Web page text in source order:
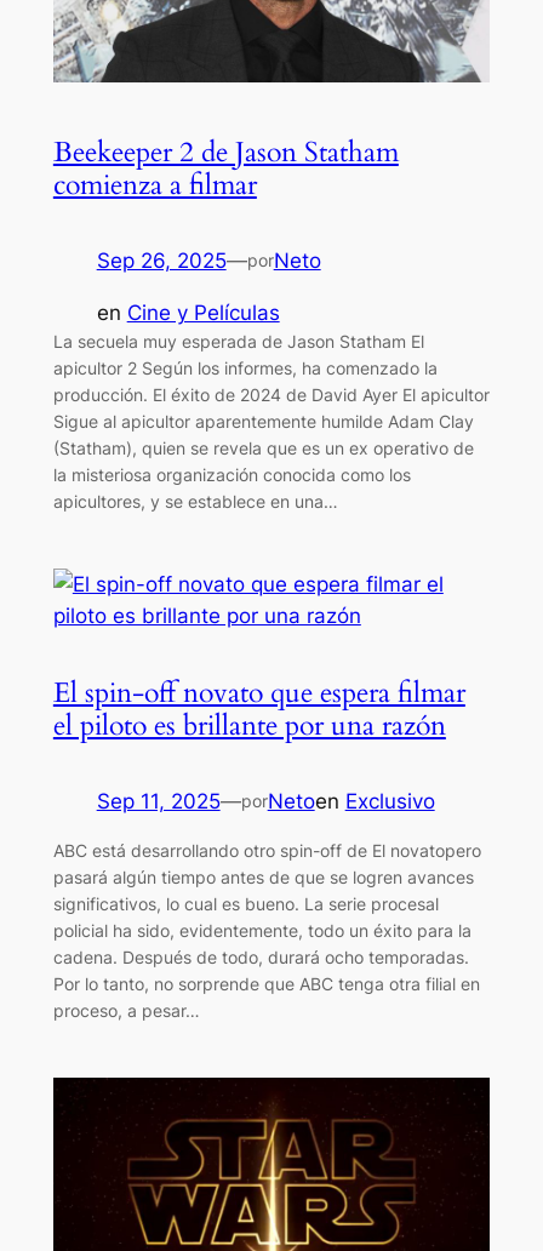
Beekeeper 2 de Jason Statham
comienza a filmar
Sep 26, 2025—porNeto
en Cine y Películas
La secuela muy esperada de Jason Statham El
apicultor 2 Según los informes, ha comenzado la
producción. El éxito de 2024 de David Ayer El apicultor
Sigue al apicultor aparentemente humilde Adam Clay
(Statham), quien se revela que es un ex operativo de
la misteriosa organización conocida como los
apicultores, y se establece en una…
El spin-off novato que espera filmar
el piloto es brillante por una razón
Sep 11, 2025—porNetoen Exclusivo
ABC está desarrollando otro spin-off de El novatopero
pasará algún tiempo antes de que se logren avances
significativos, lo cual es bueno. La serie procesal
policial ha sido, evidentemente, todo un éxito para la
cadena. Después de todo, durará ocho temporadas.
Por lo tanto, no sorprende que ABC tenga otra filial en
proceso, a pesar…